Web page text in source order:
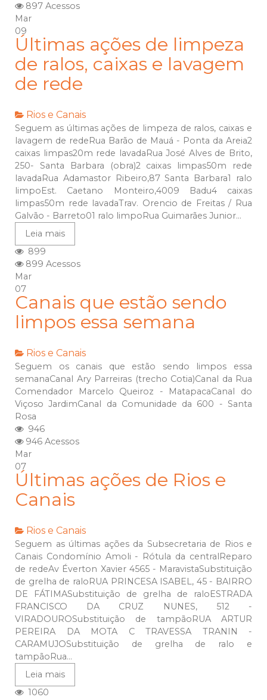
897 Acessos
Mar
09
Últimas ações de limpeza
de ralos, caixas e lavagem
de rede
Rios e Canais
Seguem as últimas ações de limpeza de ralos, caixas e
lavagem de redeRua Barão de Mauá - Ponta da Areia2
caixas limpas20m rede lavadaRua José Alves de Brito,
250- Santa Barbara (obra)2 caixas limpas50m rede
lavadaRua Adamastor Ribeiro,87 Santa Barbara1 ralo
limpoEst. Caetano Monteiro,4009 Badu4 caixas
limpas50m rede lavadaTrav. Orencio de Freitas / Rua
Galvão - Barreto01 ralo limpoRua Guimarães Junior...
Leia mais
899
899 Acessos
Mar
07
Canais que estão sendo
limpos essa semana
Rios e Canais
Seguem os canais que estão sendo limpos essa
semanaCanal Ary Parreiras (trecho Cotia)Canal da Rua
Comendador Marcelo Queiroz - MatapacaCanal do
Viçoso JardimCanal da Comunidade da 600 - Santa
Rosa
946
946 Acessos
Mar
07
Últimas ações de Rios e
Canais
Rios e Canais
Seguem as últimas ações da Subsecretaria de Rios e
Canais Condomínio Amoli - Rótula da centralReparo
de redeAv Éverton Xavier 4565 - MaravistaSubstituição
de grelha de raloRUA PRINCESA ISABEL, 45 - BAIRRO
DE FÁTIMASubstituição de grelha de raloESTRADA
FRANCISCO DA CRUZ NUNES, 512 -
VIRADOUROSubstituição de tampãoRUA ARTUR
PEREIRA DA MOTA C TRAVESSA TRANIN -
CARAMUJOSubstituição de grelha de ralo e
tampãoRua...
Leia mais
1060